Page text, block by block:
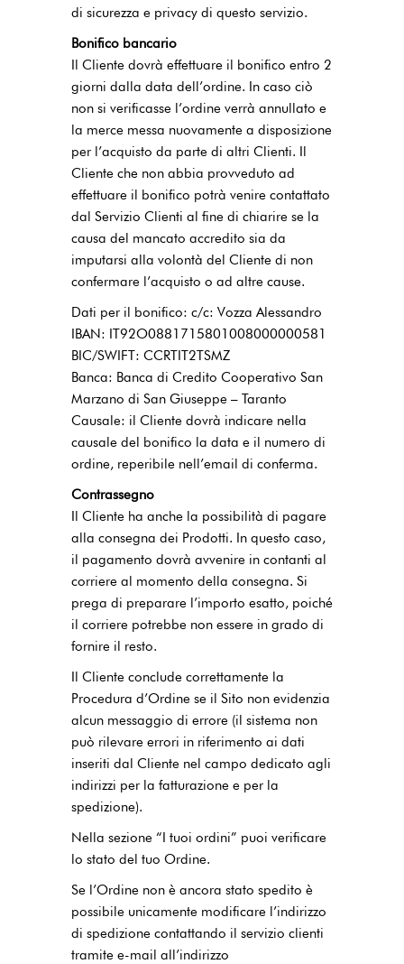
di sicurezza e privacy di questo servizio.
Bonifico bancario
Il Cliente dovrà effettuare il bonifico entro 2
giorni dalla data dell’ordine. In caso ciò
non si verificasse l’ordine verrà annullato e
la merce messa nuovamente a disposizione
per l’acquisto da parte di altri Clienti. Il
Cliente che non abbia provveduto ad
effettuare il bonifico potrà venire contattato
dal Servizio Clienti al fine di chiarire se la
causa del mancato accredito sia da
imputarsi alla volontà del Cliente di non
confermare l’acquisto o ad altre cause.
Dati per il bonifico: c/c: Vozza Alessandro
IBAN: IT92O0881715801008000000581
BIC/SWIFT: CCRTIT2TSMZ
Banca: Banca di Credito Cooperativo San
Marzano di San Giuseppe – Taranto
Causale: il Cliente dovrà indicare nella
causale del bonifico la data e il numero di
ordine, reperibile nell’email di conferma.
Contrassegno
Il Cliente ha anche la possibilità di pagare
alla consegna dei Prodotti. In questo caso,
il pagamento dovrà avvenire in contanti al
corriere al momento della consegna. Si
prega di preparare l’importo esatto, poiché
il corriere potrebbe non essere in grado di
fornire il resto.
Il Cliente conclude correttamente la
Procedura d’Ordine se il Sito non evidenzia
alcun messaggio di errore (il sistema non
può rilevare errori in riferimento ai dati
inseriti dal Cliente nel campo dedicato agli
indirizzi per la fatturazione e per la
spedizione).
Nella sezione “I tuoi ordini” puoi verificare
lo stato del tuo Ordine.
Se l’Ordine non è ancora stato spedito è
possibile unicamente modificare l’indirizzo
di spedizione contattando il servizio clienti
tramite e-mail all’indirizzo